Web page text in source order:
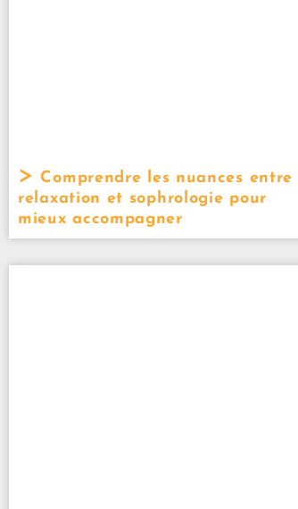
Comprendre les nuances entre
relaxation et sophrologie pour
mieux accompagner